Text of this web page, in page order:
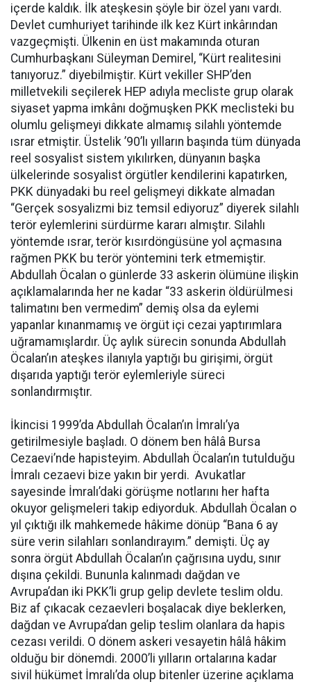
içerde kaldık. İlk ateşkesin şöyle bir özel yanı vardı.
Devlet cumhuriyet tarihinde ilk kez Kürt inkârından
vazgeçmişti. Ülkenin en üst makamında oturan
Cumhurbaşkanı Süleyman Demirel, “Kürt realitesini
tanıyoruz.” diyebilmiştir. Kürt vekiller SHP’den
milletvekili seçilerek HEP adıyla mecliste grup olarak
siyaset yapma imkânı doğmuşken PKK meclisteki bu
olumlu gelişmeyi dikkate almamış silahlı yöntemde
ısrar etmiştir. Üstelik ’90’lı yılların başında tüm dünyada
reel sosyalist sistem yıkılırken, dünyanın başka
ülkelerinde sosyalist örgütler kendilerini kapatırken,
PKK dünyadaki bu reel gelişmeyi dikkate almadan
“Gerçek sosyalizmi biz temsil ediyoruz” diyerek silahlı
terör eylemlerini sürdürme kararı almıştır. Silahlı
yöntemde ısrar, terör kısırdöngüsüne yol açmasına
rağmen PKK bu terör yöntemini terk etmemiştir.
Abdullah Öcalan o günlerde 33 askerin ölümüne ilişkin
açıklamalarında her ne kadar “33 askerin öldürülmesi
talimatını ben vermedim” demiş olsa da eylemi
yapanlar kınanmamış ve örgüt içi cezai yaptırımlara
uğramamışlardır. Üç aylık sürecin sonunda Abdullah
Öcalan’ın ateşkes ilanıyla yaptığı bu girişimi, örgüt
dışarıda yaptığı terör eylemleriyle süreci
sonlandırmıştır.
İkincisi 1999’da Abdullah Öcalan’ın İmralı’ya
getirilmesiyle başladı. O dönem ben hâlâ Bursa
Cezaevi’nde hapisteyim. Abdullah Öcalan’ın tutulduğu
İmralı cezaevi bize yakın bir yerdi. Avukatlar
sayesinde İmralı’daki görüşme notlarını her hafta
okuyor gelişmeleri takip ediyorduk. Abdullah Öcalan o
yıl çıktığı ilk mahkemede hâkime dönüp “Bana 6 ay
süre verin silahları sonlandırayım.” demişti. Üç ay
sonra örgüt Abdullah Öcalan’ın çağrısına uydu, sınır
dışına çekildi. Bununla kalınmadı dağdan ve
Avrupa’dan iki PKK’li grup gelip devlete teslim oldu.
Biz af çıkacak cezaevleri boşalacak diye beklerken,
dağdan ve Avrupa’dan gelip teslim olanlara da hapis
cezası verildi. O dönem askeri vesayetin hâlâ hâkim
olduğu bir dönemdi. 2000’li yılların ortalarına kadar
sivil hükümet İmralı’da olup bitenler üzerine açıklama